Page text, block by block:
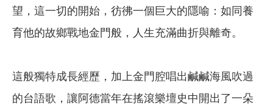
望，這一切的開始，彷彿一個巨大的隱喻：如同養
育他的故鄉戰地金門般，人生充滿曲折與離奇。
這般獨特成長經歷，加上金門腔唱出鹹鹹海風吹過
的台語歌，讓阿德當年在搖滾樂壇史中開出了一朵